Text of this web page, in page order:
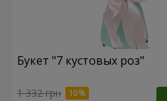
Букет "7 кустовых роз"
1 332 грн